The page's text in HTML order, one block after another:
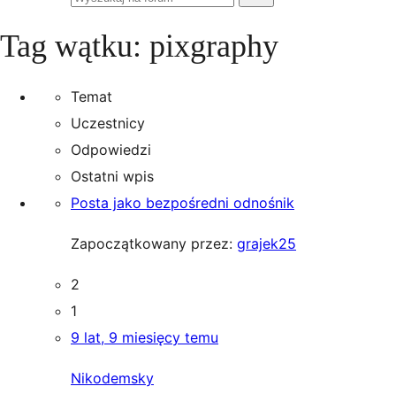
Przeszukaj
Tag wątku: pixgraphy
Temat
Uczestnicy
Odpowiedzi
Ostatni wpis
Posta jako bezpośredni odnośnik
Zapoczątkowany przez: grajek25
2
1
9 lat, 9 miesięcy temu
Nikodemsky